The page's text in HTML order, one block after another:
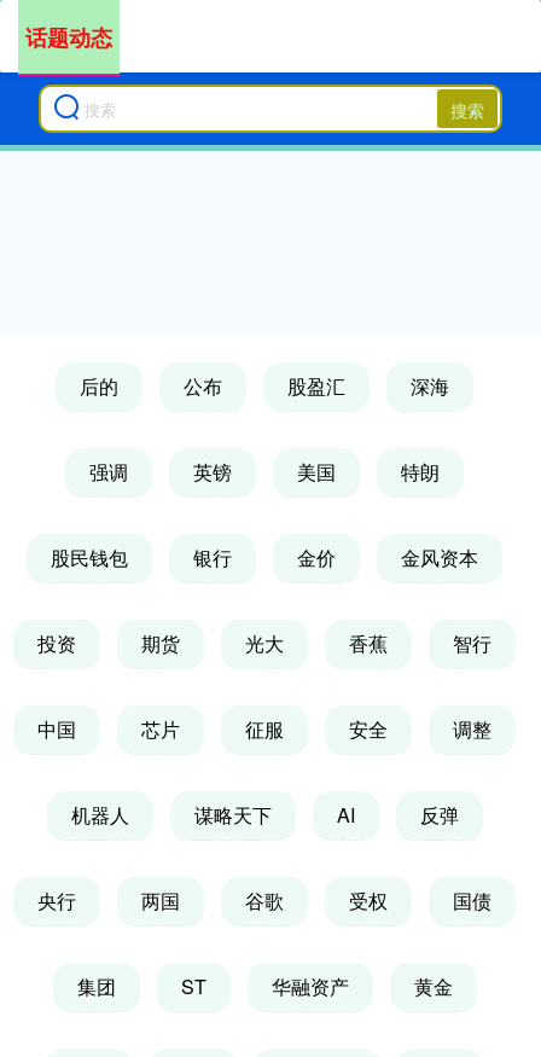
搜索
话题动态
后的 公布 股盈汇 深海
强调 英镑 美国 特朗
股民钱包 银行 金价 金风资本
投资 期货 光大 香蕉 智行
中国 芯片 征服 安全 调整
机器人 谋略天下 AI 反弹
央行 两国 谷歌 受权 国债
集团 ST 华融资产 黄金